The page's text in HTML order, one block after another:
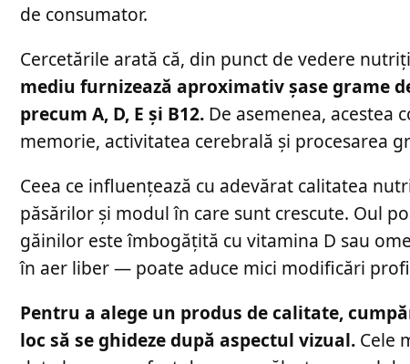
de consumator.
Cercetările arată că, din punct de vedere
mediu furnizează aproximativ șase grame
precum A, D, E și B12. De asemenea, acestea
memorie, activitatea cerebrală și procesarea
Ceea ce influențează cu adevărat calitatea
păsărilor și modul în care sunt crescute. Oul
găinilor este îmbogățită cu vitamina D sau
în aer liber — poate aduce mici modificări
Pentru a alege un produs de calitate,
loc să se ghideze după aspectul vizual. Cele